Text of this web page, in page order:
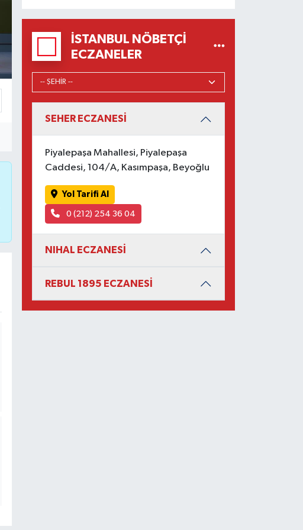
İSTANBUL NÖBETÇI
ECZANELER
SEHER ECZANESİ
Piyalepaşa Mahallesi, Piyalepaşa
Caddesi, 104/A, Kasımpaşa, Beyoğlu
Yol Tarifi Al
0 (212) 254 36 04
NIHAL ECZANESİ
REBUL 1895 ECZANESİ